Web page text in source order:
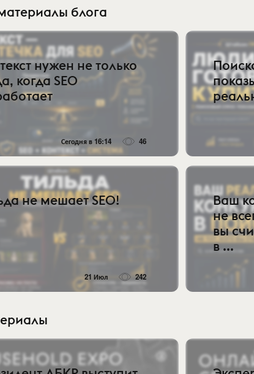
блога
нужен не только
когда SEO
Сегодня в 16:14 46
не мешает SEO!
21 Июл 242
Ваш
не
вы
в ...